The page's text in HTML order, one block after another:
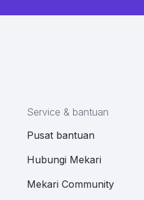
Service & bantuan
Pusat bantuan
Hubungi Mekari
Mekari Community